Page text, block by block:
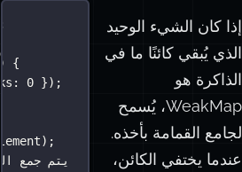
إذا كان الشيء الوحيد
الذي يُبقي كائنًا ما في
الذاكرة هو
WeakMap، يُسمح
لجامع القمامة بأخذه.
عندما يختفي الكائن،
{
: 0 });
// يتم جمع